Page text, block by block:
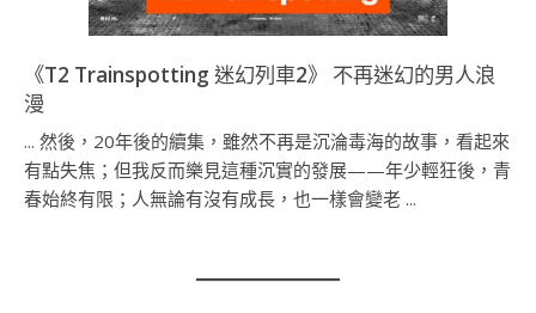
《T2 Trainspotting 迷幻列車2》 不再迷幻的男人浪
漫
... 然後，20年後的續集，雖然不再是沉淪毒海的故事，看起來
有點失焦；但我反而樂見這種沉實的發展——年少輕狂後，青
春始終有限；人無論有沒有成長，也一樣會變老 ...